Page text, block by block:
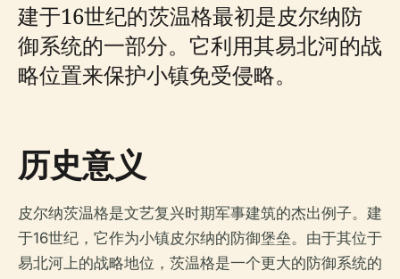
建于16世纪的茨温格最初是皮尔纳防
御系统的一部分。它利用其易北河的战
略位置来保护小镇免受侵略。
历史意义
皮尔纳茨温格是文艺复兴时期军事建筑的杰出例子。建
于16世纪，它作为小镇皮尔纳的防御堡垒。由于其位于
易北河上的战略地位，茨温格是一个更大的防御系统的